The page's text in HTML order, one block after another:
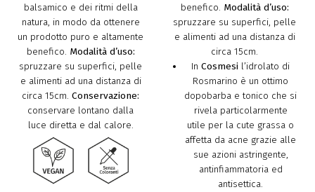
balsamico e dei ritmi della
natura, in modo da ottenere
un prodotto puro e altamente
benefico. Modalità d’uso:
spruzzare su superfici, pelle
e alimenti ad una distanza di
circa 15cm. Conservazione:
conservare lontano dalla
luce diretta e dal calore.
benefico. Modalità d’uso:
spruzzare su superfici, pelle
e alimenti ad una distanza di
circa 15cm.
InCosmesi l’idrolato di
Rosmarino è un ottimo
dopobarba e tonico che si
rivela particolarmente
utile per la cute grassa o
affetta da acne grazie alle
sue azioni astringente,
antinfiammatoria ed
antisettica.